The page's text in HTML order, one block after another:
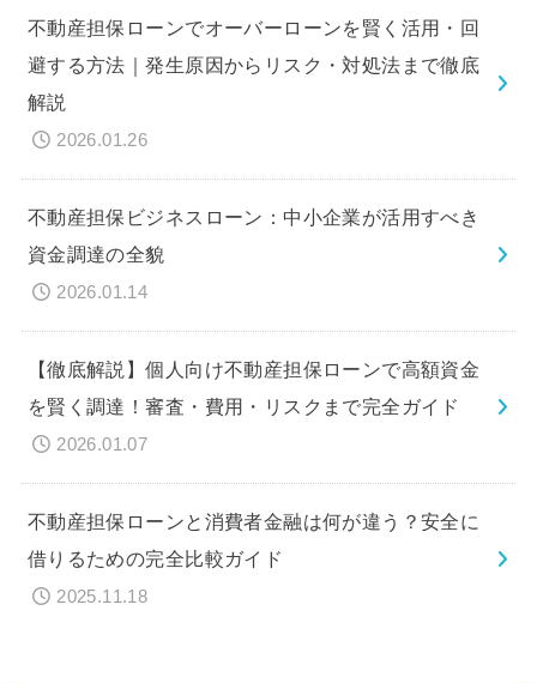
不動産担保ローンでオーバーローンを賢く活用・回
避する方法｜発生原因からリスク・対処法まで徹底
解説
2026.01.26
不動産担保ビジネスローン：中小企業が活用すべき
資金調達の全貌
2026.01.14
【徹底解説】個人向け不動産担保ローンで高額資金
を賢く調達！審査・費用・リスクまで完全ガイド
2026.01.07
不動産担保ローンと消費者金融は何が違う？安全に
借りるための完全比較ガイド
2025.11.18